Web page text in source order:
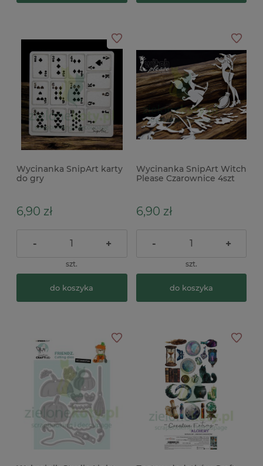
Wycinanka SnipArt karty
do gry
6,90 zł
- +
szt.
do koszyka
Wycinanka SnipArt Witch
Please Czarownice 4szt
6,90 zł
- +
szt.
do koszyka